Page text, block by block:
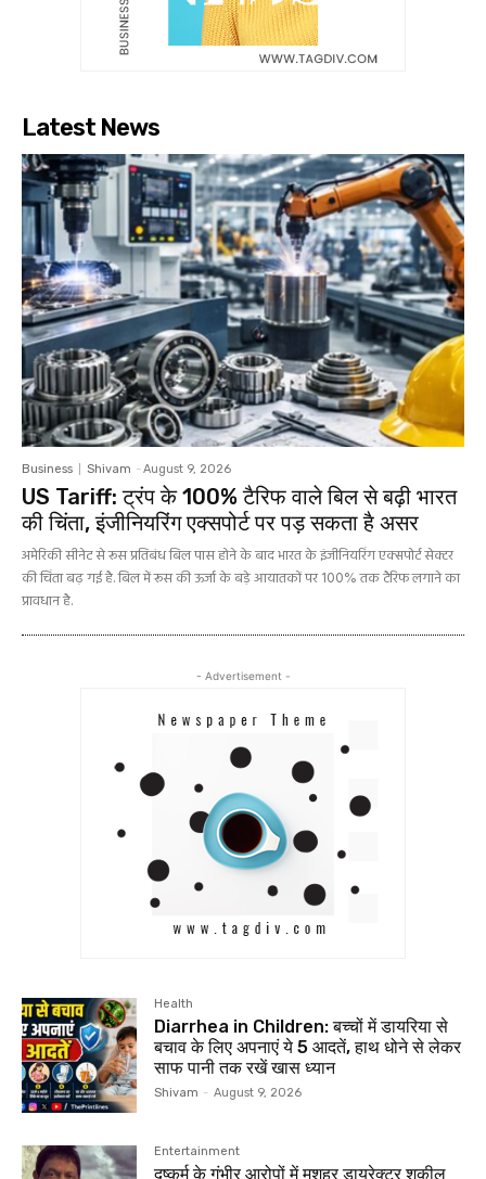
Latest News
Business Shivam - August 9, 2026
US Tariff: ट्रंप के 100% टैरिफ वाले बिल से बढ़ी भारत
की चिंता, इंजीनियरिंग एक्सपोर्ट पर पड़ सकता है असर
अमेरिकी सीनेट से रूस प्रतिबंध बिल पास होने के बाद भारत के इंजीनियरिंग एक्सपोर्ट सेक्टर
की चिंता बढ़ गई है. बिल में रूस की ऊर्जा के बड़े आयातकों पर 100% तक टैरिफ लगाने का
प्रावधान है.
- Advertisement -
Health
Diarrhea in Children: बच्चों में डायरिया से
बचाव के लिए अपनाएं ये 5 आदतें, हाथ धोने से लेकर
साफ पानी तक रखें खास ध्यान
Shivam - August 9, 2026
Entertainment
दुष्कर्म के गंभीर आरोपों में मशहूर डायरेक्टर शकील